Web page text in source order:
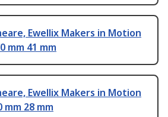
Ewellix Makers in Motion
mm 41 mm
Ewellix Makers in Motion
mm 28 mm